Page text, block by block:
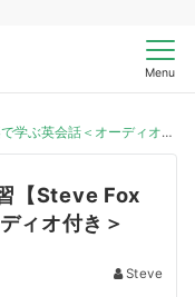
Menu
ぶ英会話＜オーディオ付き＞
【Steve Fox
ィオ付き＞
Steve